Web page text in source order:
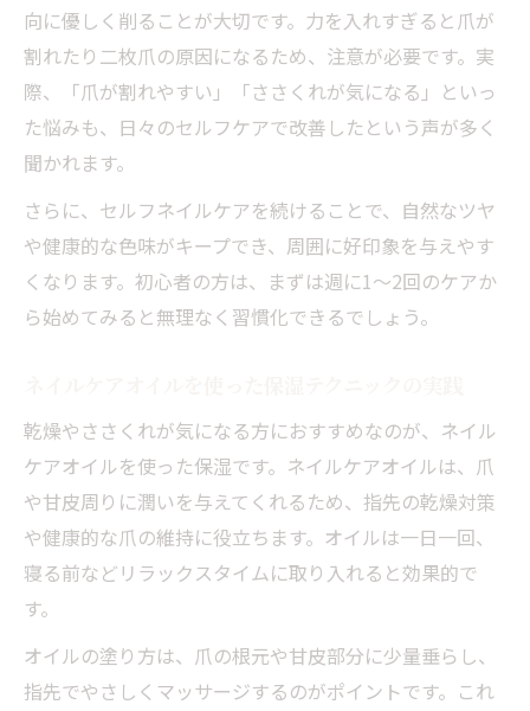
向に優しく削ることが大切です。力を入れすぎると爪が
割れたり二枚爪の原因になるため、注意が必要です。実
際、「爪が割れやすい」「ささくれが気になる」といっ
た悩みも、日々のセルフケアで改善したという声が多く
聞かれます。
さらに、セルフネイルケアを続けることで、自然なツヤ
や健康的な色味がキープでき、周囲に好印象を与えやす
くなります。初心者の方は、まずは週に1〜2回のケアか
ら始めてみると無理なく習慣化できるでしょう。
乾燥やささくれが気になる方におすすめなのが、ネイル
ケアオイルを使った保湿です。ネイルケアオイルは、爪
や甘皮周りに潤いを与えてくれるため、指先の乾燥対策
や健康的な爪の維持に役立ちます。オイルは一日一回、
寝る前などリラックスタイムに取り入れると効果的で
す。
オイルの塗り方は、爪の根元や甘皮部分に少量垂らし、
指先でやさしくマッサージするのがポイントです。これ